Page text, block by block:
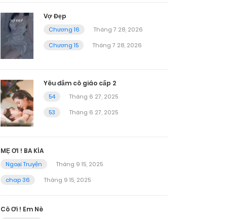
Vợ Đẹp
Chương 16
Tháng 7 28, 2026
Chương 15
Tháng 7 28, 2026
Yêu đắm cô giáo cấp 2
54
Tháng 6 27, 2025
53
Tháng 6 27, 2025
MẸ ƠI ! BA KÌA
Ngoại Truyện
Tháng 9 15, 2025
chap 36
Tháng 9 15, 2025
Cô Ơi ! Em Nè